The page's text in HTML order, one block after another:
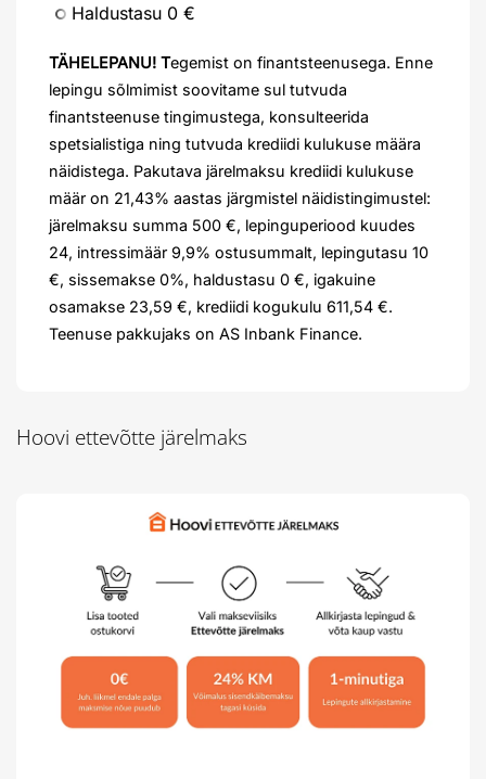
Haldustasu 0 €
TÄHELEPANU! Tegemist on finantsteenusega. Enne
lepingu sõlmimist soovitame sul tutvuda
finantsteenuse tingimustega, konsulteerida
spetsialistiga ning tutvuda krediidi kulukuse määra
näidistega. Pakutava järelmaksu krediidi kulukuse
määr on 21,43% aastas järgmistel näidistingimustel:
järelmaksu summa 500 €, lepinguperiood kuudes
24, intressimäär 9,9% ostusummalt, lepingutasu 10
€, sissemakse 0%, haldustasu 0 €, igakuine
osamakse 23,59 €, krediidi kogukulu 611,54 €.
Teenuse pakkujaks on AS Inbank Finance.
Hoovi ettevõtte järelmaks